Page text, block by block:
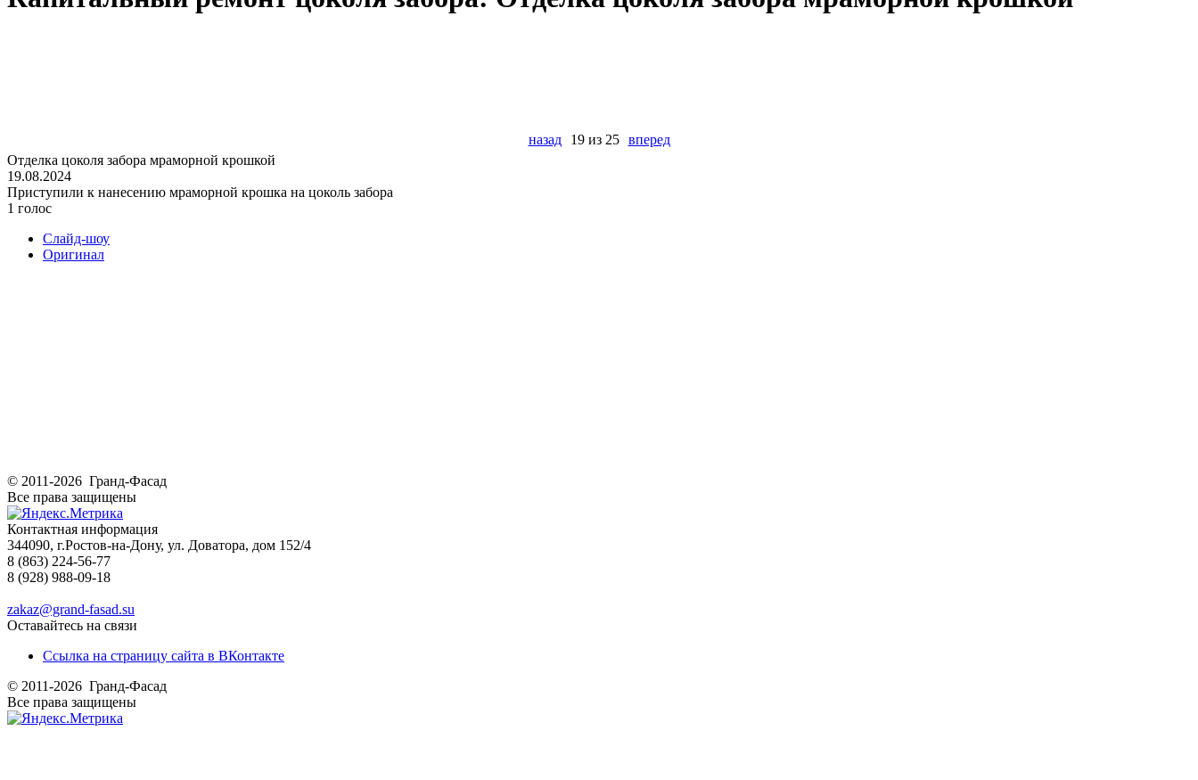
назад 19 из 25
вперед
Отделка цоколя забора мраморной крошкой
19.08.2024
Приступили к нанесению мраморной крошка на цоколь забора
1 голос
Слайд-шоу
Оригинал
© 2011-2026 Гранд-Фасад
Все права защищены
Контактная информация
344090, г.Ростов-на-Дону, ул. Доватора, дом 152/4
8 (863) 224-56-77
8 (928) 988-09-18
zakaz@grand-fasad.su
Оставайтесь на связи
Ссылка на страницу сайта в ВКонтакте
© 2011-2026 Гранд-Фасад
Все права защищены